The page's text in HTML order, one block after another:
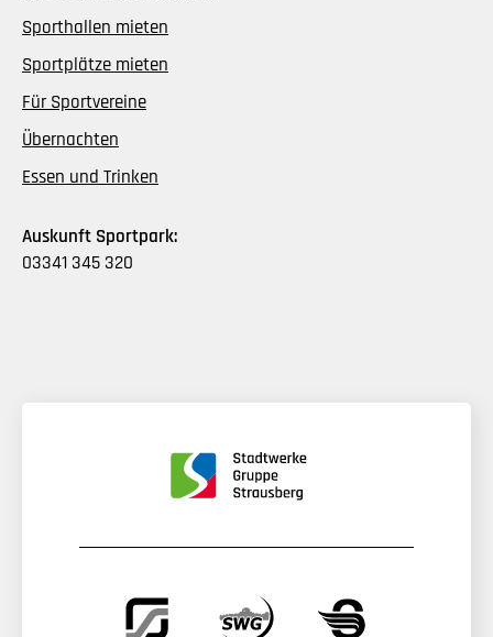
Sporthallen mieten
Sportplätze mieten
Für Sportvereine
Übernachten
Essen und Trinken
Auskunft Sportpark:
03341 345 320